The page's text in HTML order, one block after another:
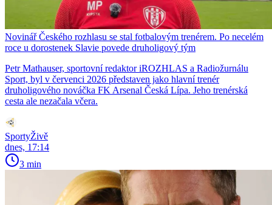
Novinář Českého rozhlasu se stal fotbalovým trenérem. Po necelém
roce u dorostenek Slavie povede druholigový tým
Petr Mathauser, sportovní redaktor iROZHLAS a Radiožurnálu
Sport, byl v červenci 2026 představen jako hlavní trenér
druholigového nováčka FK Arsenal Česká Lípa. Jeho trenérská
cesta ale nezačala včera.
SportyŽivě
dnes, 17:14
3 min